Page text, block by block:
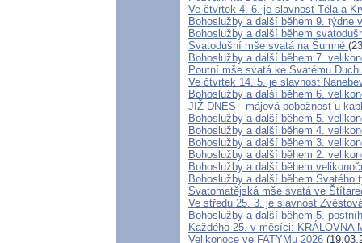
Ve čtvrtek 4. 6. je slavnost Těla a
Bohoslužby a další během 9. týdne
Bohoslužby a další během
Svatodušní mše svatá na Šumné
Bohoslužby a další během 7.
Poutní mše svatá ke Svatému
Ve čtvrtek 14. 5. je slavnost
Bohoslužby a další během 6.
JIŽ DNES - májová pobožnost u
Bohoslužby a další během 5.
Bohoslužby a další během 4.
Bohoslužby a další během 3.
Bohoslužby a další během 2.
Bohoslužby a další během
Bohoslužby a další během Svatého
Svatomatějská mše svatá ve
Ve středu 25. 3. je slavnost
Bohoslužby a další během 5.
Každého 25. v měsíci: KRÁLOVNA
Velikonoce ve FATYMu 2026